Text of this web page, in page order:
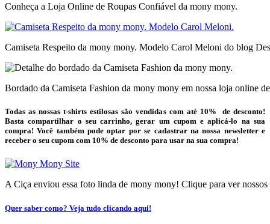
Conheça a Loja Online de Roupas Confiável da mony mony.
Camiseta Respeito da mony mony. Modelo Carol Meloni do blog
Bordado da Camiseta Fashion da mony mony em nossa loja online
Todas as nossas t-shirts estilosas são vendidas com até 10% de desconto!
Basta compartilhar o seu carrinho, gerar um cupom e aplicá-lo na sua
compra! Você também pode optar por se cadastrar na nossa newsletter e
receber o seu cupom com 10% de desconto para usar na sua compra!
A Ciça enviou essa foto linda de mony mony! Clique para ver
Quer saber como? Veja tudo clicando aqui!